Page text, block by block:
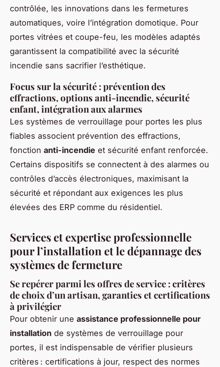
contrôlée, les innovations dans les fermetures
automatiques, voire l’intégration domotique. Pour
portes vitrées et coupe-feu, les modèles adaptés
garantissent la compatibilité avec la sécurité
incendie sans sacrifier l’esthétique.
Focus sur la sécurité : prévention des
effractions, options anti-incendie, sécurité
enfant, intégration aux alarmes
Les systèmes de verrouillage pour portes les plus
fiables associent prévention des effractions,
fonction anti-incendie et sécurité enfant renforcée.
Certains dispositifs se connectent à des alarmes ou
contrôles d’accès électroniques, maximisant la
sécurité et répondant aux exigences les plus
élevées des ERP comme du résidentiel.
Services et expertise professionnelle
pour l’installation et le dépannage des
systèmes de fermeture
Se repérer parmi les offres de service : critères
de choix d’un artisan, garanties et certifications
à privilégier
Pour obtenir une assistance professionnelle pour
installation de systèmes de verrouillage pour
portes, il est indispensable de vérifier plusieurs
critères : certifications à jour, respect des normes